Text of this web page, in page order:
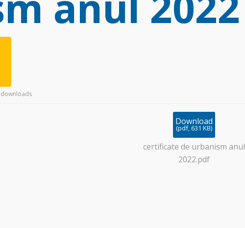
downloads
Download
(pdf,631 KB)
certificate de urbanism anul
2022.pdf